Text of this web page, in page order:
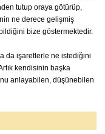
tutup oraya götürüp,
ne derece gelişmiş
bize göstermektedir.
da işaretlerle ne istediğini
kendisinin başka
anlayabilen, düşünebilen